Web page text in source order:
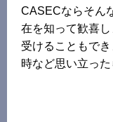
CASECならそん
在を知って歓喜
受けることもで
時など思い立った